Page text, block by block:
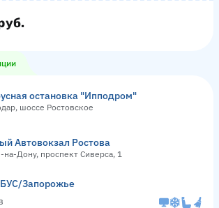
остановка "Ипподром"
шоссе Ростовское
Автовокзал Ростова
на-Дону, проспект Сиверса, 1
Запорожье